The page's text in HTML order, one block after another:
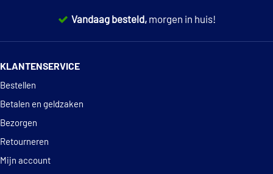
Vandaag besteld, morgen in huis!
KLANTENSERVICE
Bestellen
Betalen en geldzaken
Bezorgen
Retourneren
Mijn account